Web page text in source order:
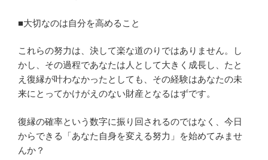
■大切なのは自分を高めること
これらの努力は、決して楽な道のりではありません。し
かし、その過程であなたは人として大きく成長し、たと
え復縁が叶わなかったとしても、その経験はあなたの未
来にとってかけがえのない財産となるはずです。
復縁の確率という数字に振り回されるのではなく、今日
からできる「あなた自身を変える努力」を始めてみませ
んか？